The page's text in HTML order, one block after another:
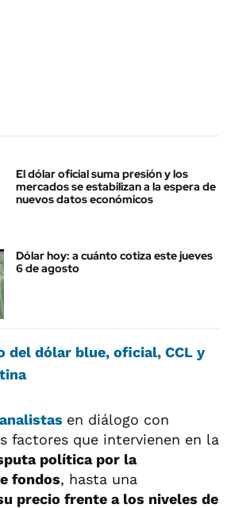
El dólar oficial suma presión y los
mercados se estabilizan a la espera de
nuevos datos económicos
Dólar hoy: a cuánto cotiza este jueves
6 de agosto
del dólar blue, oficial, CCL y
analistas en diálogo con
factores que intervienen en la
política por la
fondos, hasta una
precio frente a los niveles de